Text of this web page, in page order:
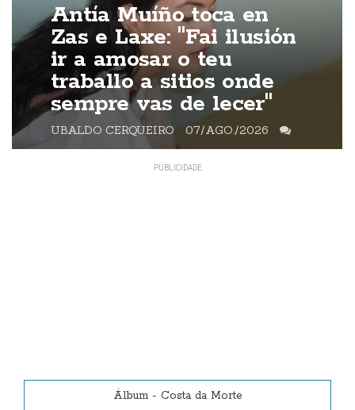
Antía Muíño toca en
Zas e Laxe: "Fai ilusión
ir a amosar o teu
traballo a sitios onde
sempre vas de lecer"
UBALDO CERQUEIRO 07/AGO./2026
Álbum - Costa da Morte